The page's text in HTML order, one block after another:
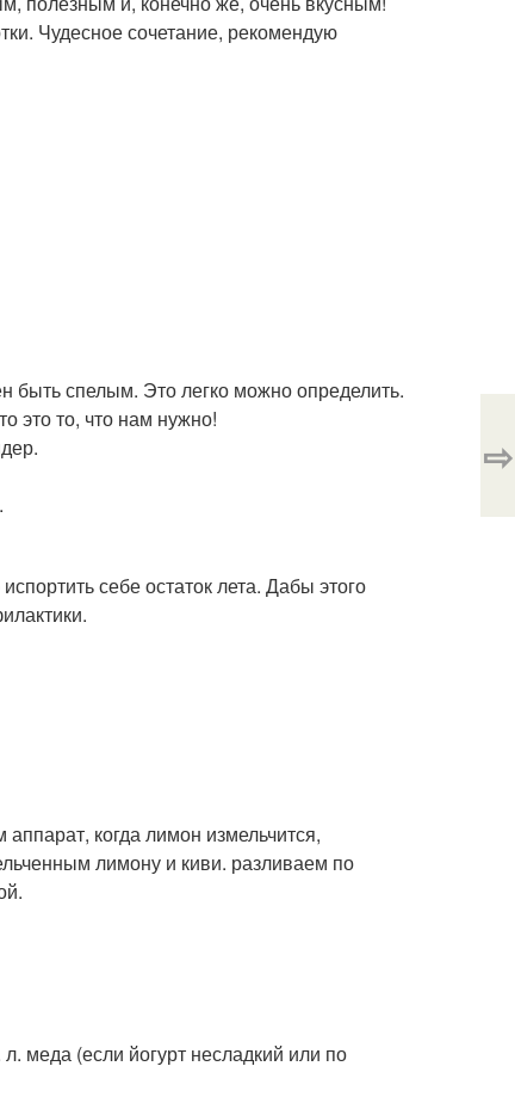
Чудесное сочетание, рекомендую
быть спелым. Это легко можно определить.
это то, что нам нужно!
себе остаток лета. Дабы этого
когда лимон измельчится,
лимону и киви. разливаем по
меда (если йогурт несладкий или по
⇨